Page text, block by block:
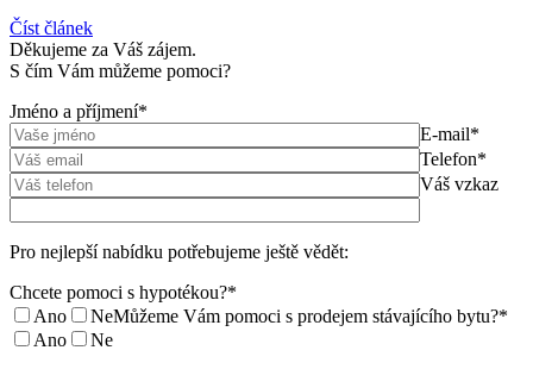
Číst článek
Děkujeme za Váš zájem.
S čím Vám můžeme pomoci?
Jméno a příjmení*
E-mail*
Telefon*
Váš vzkaz
Pro nejlepší nabídku potřebujeme ještě vědět:
Chcete pomoci s hypotékou?*
Ano
NeMůžeme Vám pomoci s prodejem stávajícího bytu?*
Ano
Ne